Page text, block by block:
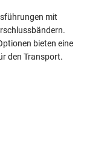
mit
bieten eine
den Transport.